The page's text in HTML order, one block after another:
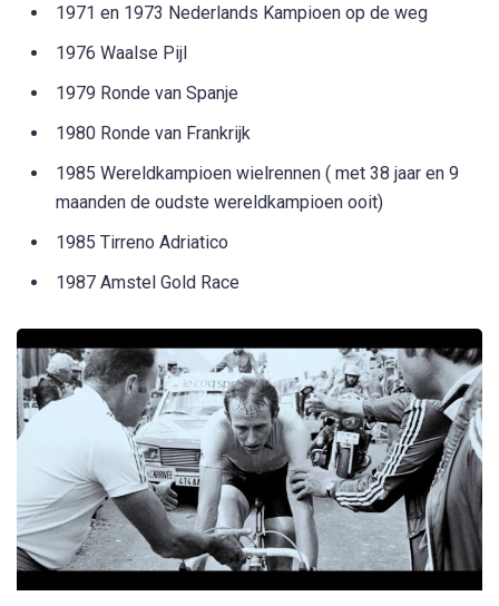
1971 en 1973 Nederlands Kampioen op de weg
1976 Waalse Pijl
1979 Ronde van Spanje
1980 Ronde van Frankrijk
1985 Wereldkampioen wielrennen ( met 38 jaar en 9
maanden de oudste wereldkampioen ooit)
1985 Tirreno Adriatico
1987 Amstel Gold Race